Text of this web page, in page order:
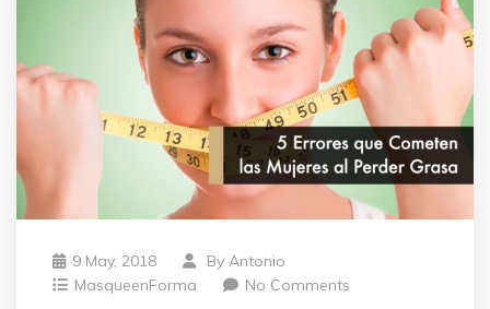
9 May, 2018 By Antonio
MasqueenForma
No Comments